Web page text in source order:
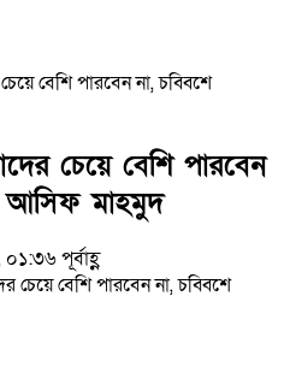
বেশি পারবেন না, চব্বিশে
চেয়ে বেশি পারবেন
আসিফ মাহমুদ
পূর্বাহ্ণ